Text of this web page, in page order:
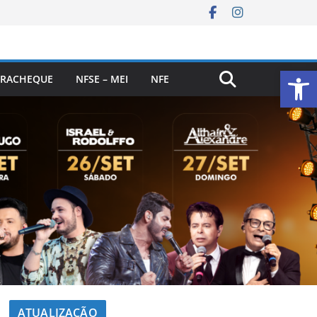
NFSE – MEI NFE
ATUALIZAÇÃO